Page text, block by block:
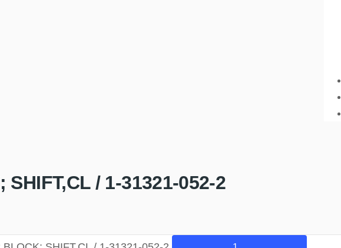
SHIFT,CL / 1-31321-052-2